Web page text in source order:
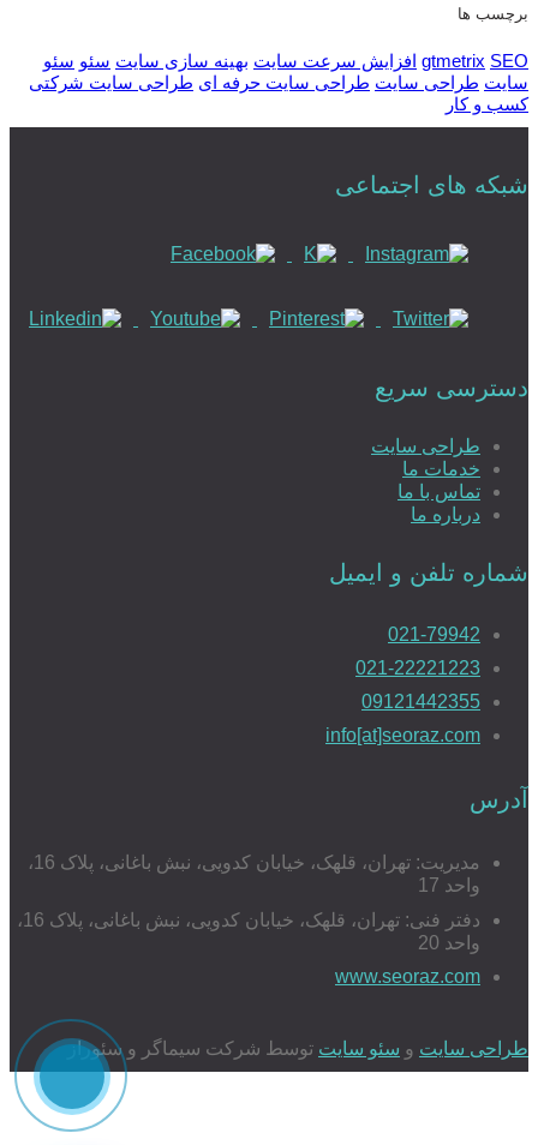
برچسب ها
gtmetrix SEO افزایش سرعت سایت بهینه سازی سایت سئو سئو
سایت طراحی سایت طراحی سایت حرفه ای طراحی سایت شرکتی
کسب و کار
شبکه های اجتماعی
دسترسی سریع
طراحی سایت
خدمات ما
تماس با ما
درباره ما
شماره تلفن و ایمیل
021-79942
021-22221223
09121442355
info[at]seoraz.com
آدرس
مدیریت: تهران، قلهک، خیابان کدویی، نبش باغانی، پلاک 16،
واحد 17
دفتر فنی: تهران، قلهک، خیابان کدویی، نبش باغانی، پلاک 16،
واحد 20
www.seoraz.com
طراحی سایت و سئو سایت توسط شرکت سیماگر و سئوراز